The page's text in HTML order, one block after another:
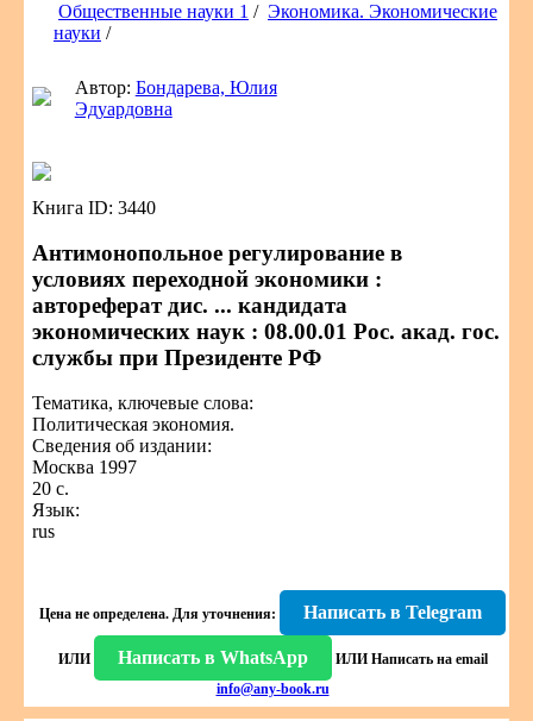
Общественные науки 1 / Экономика. Экономические
науки /
Автор: Бондарева, Юлия
Эдуардовна
Книга ID: 3440
Антимонопольное регулирование в
условиях переходной экономики :
автореферат дис. ... кандидата
экономических наук : 08.00.01 Рос. акад. гос.
службы при Президенте РФ
Тематика, ключевые слова:
Политическая экономия.
Сведения об издании:
Москва 1997
20 с.
Язык:
rus
Цена не определена. Для уточнения: Написать в Telegram
ИЛИ Написать в WhatsApp ИЛИ Написать на email
info@any-book.ru